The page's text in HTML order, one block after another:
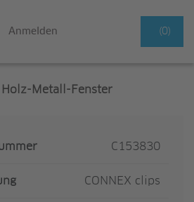
Anmelden (0)
Metall-Fenster
C153830
CONNEX clips